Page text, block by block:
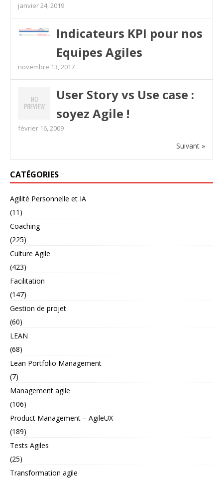
janvier 24, 2019
Indicateurs KPI pour nos
Equipes Agiles
novembre 13, 2017
User Story vs Use case :
soyez Agile !
février 16, 2009
Suivant »
CATÉGORIES
Agilité Personnelle et IA
(11)
Coaching
(225)
Culture Agile
(423)
Facilitation
(147)
Gestion de projet
(60)
LEAN
(68)
Lean Portfolio Management
(7)
Management agile
(106)
Product Management – AgileUX
(189)
Tests Agiles
(25)
Transformation agile